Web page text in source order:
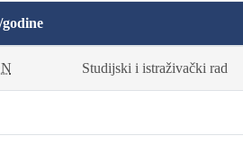
Studijski i istraživački rad